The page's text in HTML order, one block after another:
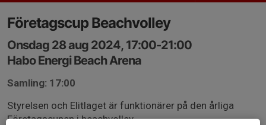
Företagscup Beachvolley
Onsdag 28 aug 2024, 17:00-21:00
Habo Energi Beach Arena
Samling: 17:00
Styrelsen och Elitlaget är funktionärer på den årliga
Företagscupen i beachvolley.